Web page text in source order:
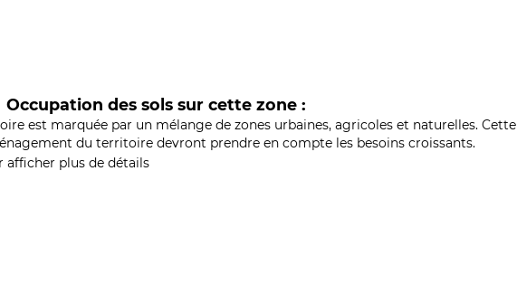
Occupation des sols sur cette zone :
est marquée par un mélange de zones urbaines, agricoles et naturelles. Cette
du territoire devront prendre en compte les besoins croissants.
afficher plus de détails